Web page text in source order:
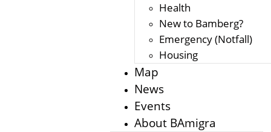
Health
New to Bamberg?
Emergency (Notfall)
Housing
Map
News
Events
About BAmigra